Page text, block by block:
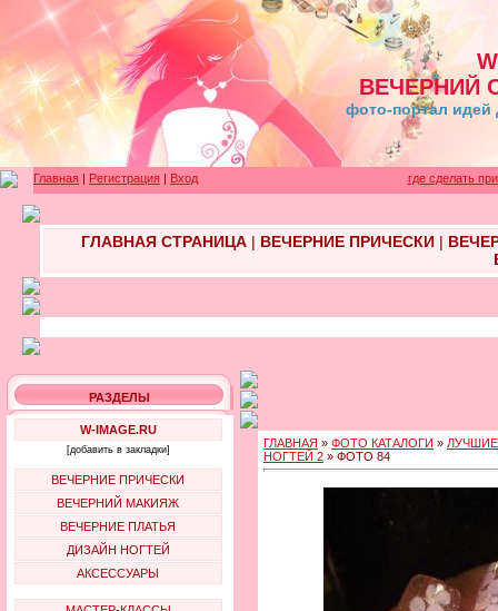
ВЕЧЕРНИЙ
фото-портал идей
Главная | Регистрация | Вход где сделать
ГЛАВНАЯ СТРАНИЦА| ВЕЧЕРНИЕ ПРИЧЕСКИ|
РАЗДЕЛЫ
W-IMAGE.RU
[добавить в закладки]
ВЕЧЕРНИЕ ПРИЧЕСКИ
ВЕЧЕРНИЙ МАКИЯЖ
ВЕЧЕРНИЕ ПЛАТЬЯ
ДИЗАЙН НОГТЕЙ
АКСЕССУАРЫ
ГЛАВНАЯ » ФОТО КАТАЛОГИ »
НОГТЕЙ 2 » ФОТО 84